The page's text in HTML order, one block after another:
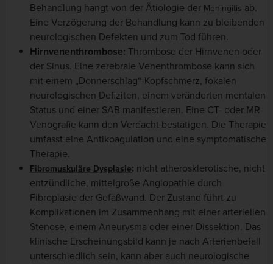
Behandlung hängt von der Ätiologie der Meningitis ab.
Eine Verzögerung der Behandlung kann zu bleibenden
neurologischen Defekten und zum Tod führen.
Hirnvenenthrombose: Thrombose der Hirnvenen oder
der Sinus. Eine zerebrale Venenthrombose kann sich
mit einem „Donnerschlag“-Kopfschmerz, fokalen
neurologischen Defiziten, einem veränderten mentalen
Status und einer SAB manifestieren. Eine CT- oder MR-
Venografie kann den Verdacht bestätigen. Die Therapie
umfasst eine Antikoagulation und eine symptomatische
Therapie.
Fibromuskuläre Dysplasie: nicht atherosklerotische, nicht
entzündliche, mittelgroße Angiopathie durch
Fibroplasie der Gefäßwand. Der Zustand führt zu
Komplikationen im Zusammenhang mit einer arteriellen
Stenose, einem Aneurysma oder einer Dissektion. Das
klinische Erscheinungsbild kann je nach Arterienbefall
unterschiedlich sein, kann aber auch neurologische